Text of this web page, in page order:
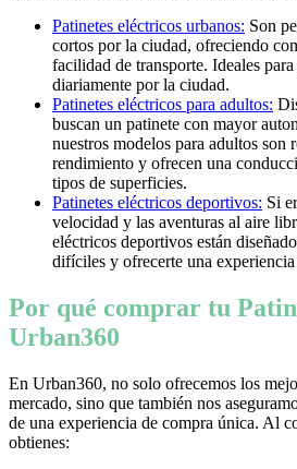
Patinetes eléctricos urbanos: Son
cortos por la ciudad, ofreciendo
facilidad de transporte. Ideales para
diariamente por la ciudad.
Patinetes eléctricos para adultos:
buscan un patinete con mayor
nuestros modelos para adultos son
rendimiento y ofrecen una
tipos de superficies.
Patinetes eléctricos deportivos: Si
velocidad y las aventuras al aire
eléctricos deportivos están
difíciles y ofrecerte una experiencia
Por qué comprar tu
Urban360
En Urban360, no solo ofrecemos los
mercado, sino que también nos
de una experiencia de compra única. Al
obtienes: